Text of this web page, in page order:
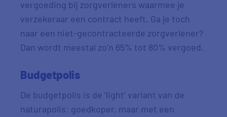
vergoeding bij zorgverleners waarmee je
verzekeraar een contract heeft. Ga je toch
naar een niet-gecontracteerde zorgverlener?
Dan wordt meestal zo’n 65% tot 80% vergoed.
Budgetpolis
De budgetpolis is de ‘light’ variant van de
naturapolis: goedkoper, maar met een